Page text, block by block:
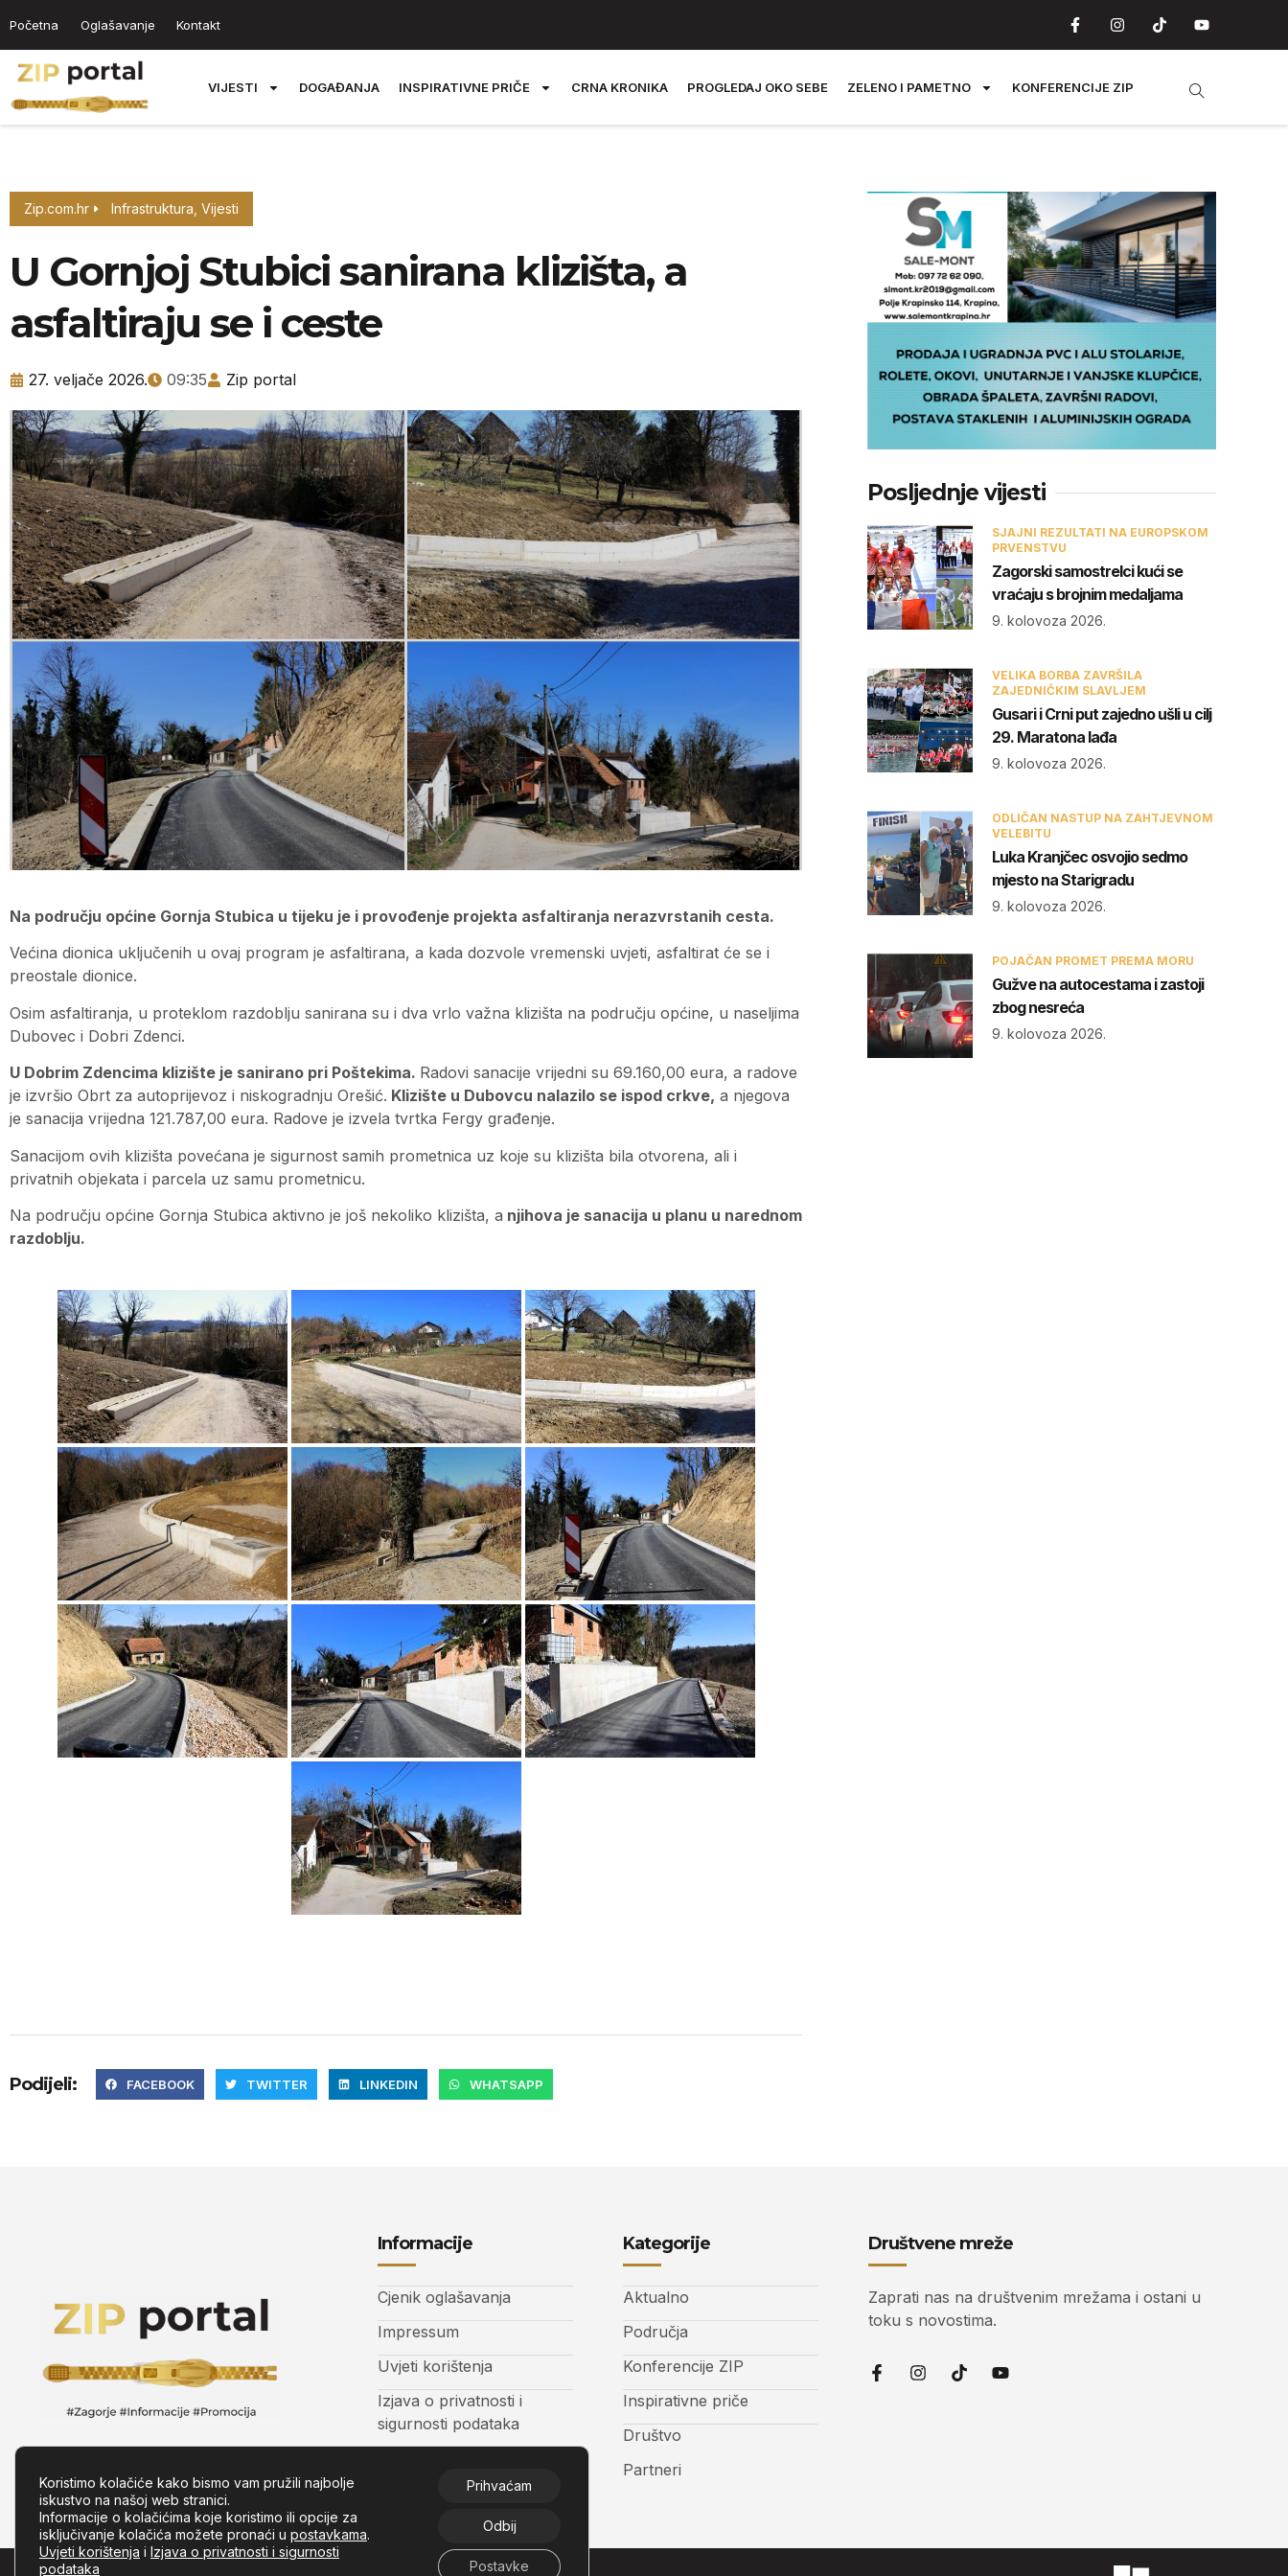
Početna Oglašavanje Kontakt
VIJESTI DOGAĐANJA INSPIRATIVNE PRIČE CRNA KRONIKA PROGLEDAJ OKO SEBE ZELENO I PAMETNO KONFERENCIJE ZIP
Zip.com.hr Infrastruktura Vijesti
U Gornjoj Stubici sanirana klizišta, a
asfaltiraju se i ceste
27. veljače 2026. 09:35 Zip portal
Na području općine Gornja Stubica u tijeku je i provođenje projekta asfaltiranja nerazvrstanih cesta.
Većina dionica uključenih u ovaj program je asfaltirana, a kada dozvole vremenski uvjeti, asfaltirat će se i
preostale dionice.
Osim asfaltiranja, u proteklom razdoblju sanirana su i dva vrlo važna klizišta na području općine, u naseljima
Dubovec i Dobri Zdenci.
U Dobrim Zdencima klizište je sanirano pri Poštekima. Radovi sanacije vrijedni su 69.160,00 eura, a radove
je izvršio Obrt za autoprijevoz i niskogradnju Orešić. Klizište u Dubovcu nalazilo se ispod crkve, a njegova
je sanacija vrijedna 121.787,00 eura. Radove je izvela tvrtka Fergy građenje.
Sanacijom ovih klizišta povećana je sigurnost samih prometnica uz koje su klizišta bila otvorena, ali i
privatnih objekata i parcela uz samu prometnicu.
Na području općine Gornja Stubica aktivno je još nekoliko klizišta, a njihova je sanacija u planu u narednom
razdoblju.
Podijeli: FACEBOOK TWITTER LINKEDIN WHATSAPP
Posljednje vijesti
SJAJNI REZULTATI NA EUROPSKOM
PRVENSTVU
Zagorski samostrelci kući se
vraćaju s brojnim medaljama
9. kolovoza 2026.
VELIKA BORBA ZAVRŠILA
ZAJEDNIČKIM SLAVLJEM
Gusari i Crni put zajedno ušli u cilj
29. Maratona lađa
9. kolovoza 2026.
ODLIČAN NASTUP NA ZAHTJEVNOM
VELEBITU
Luka Kranjčec osvojio sedmo
mjesto na Starigradu
9. kolovoza 2026.
POJAČAN PROMET PREMA MORU
Gužve na autocestama i zastoji
zbog nesreća
9. kolovoza 2026.
Informacije
Cjenik oglašavanja
Impressum
Uvjeti korištenja
Izjava o privatnosti i
sigurnosti podataka
Kategorije
Aktualno
Područja
Konferencije ZIP
Inspirativne priče
Društvo
Partneri
Društvene mreže
Zaprati nas na društvenim mrežama i ostani u
toku s novostima.
Koristimo kolačiće kako bismo vam pružili najbolje
iskustvo na našoj web stranici.
Informacije o kolačićima koje koristimo ili opcije za
isključivanje kolačića možete pronaći u postavkama.
Uvjeti korištenja i Izjava o privatnosti i sigurnosti
podataka
Prihvaćam
Odbij
Postavke